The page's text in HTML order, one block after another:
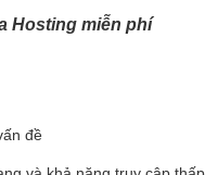
Hosting miễn phí
đề